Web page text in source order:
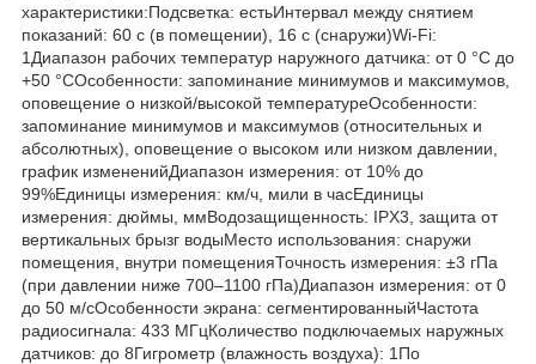
характеристики:Подсветка: естьИнтервал между снятием
показаний: 60 с (в помещении), 16 с (снаружи)Wi-Fi:
1Диапазон рабочих температур наружного датчика: от 0 °C до
+50 °CОсобенности: запоминание минимумов и максимумов,
оповещение о низкой/высокой температуреОсобенности:
запоминание минимумов и максимумов (относительных и
абсолютных), оповещение о высоком или низком давлении,
график измененийДиапазон измерения: от 10% до
99%Единицы измерения: км/ч, мили в часЕдиницы
измерения: дюймы, ммВодозащищенность: IPX3, защита от
вертикальных брызг водыМесто использования: снаружи
помещения, внутри помещенияТочность измерения: ±3 гПа
(при давлении ниже 700–1100 гПа)Диапазон измерения: от 0
до 50 м/сОсобенности экрана: сегментированныйЧастота
радиосигнала: 433 МГцКоличество подключаемых наружных
датчиков: до 8Гигрометр (влажность воздуха): 1По